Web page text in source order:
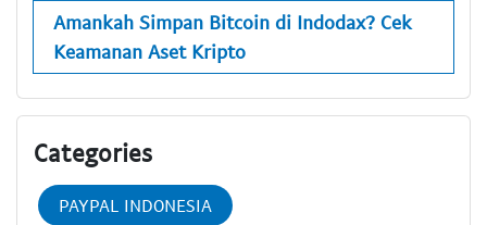
Amankah Simpan Bitcoin di Indodax? Cek
Keamanan Aset Kripto
Categories
PAYPAL INDONESIA